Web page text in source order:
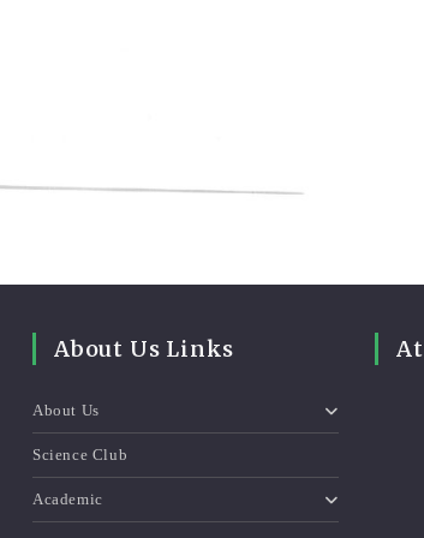
About Us Links
About Us
Science Club
Academic